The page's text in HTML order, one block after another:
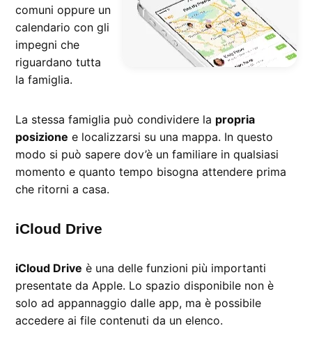
comuni oppure un
calendario con gli
impegni che
riguardano tutta
la famiglia.
La stessa famiglia può condividere la propria
posizione e localizzarsi su una mappa. In questo
modo si può sapere dov’è un familiare in qualsiasi
momento e quanto tempo bisogna attendere prima
che ritorni a casa.
iCloud Drive
iCloud Drive è una delle funzioni più importanti
presentate da Apple. Lo spazio disponibile non è
solo ad appannaggio dalle app, ma è possibile
accedere ai file contenuti da un elenco.